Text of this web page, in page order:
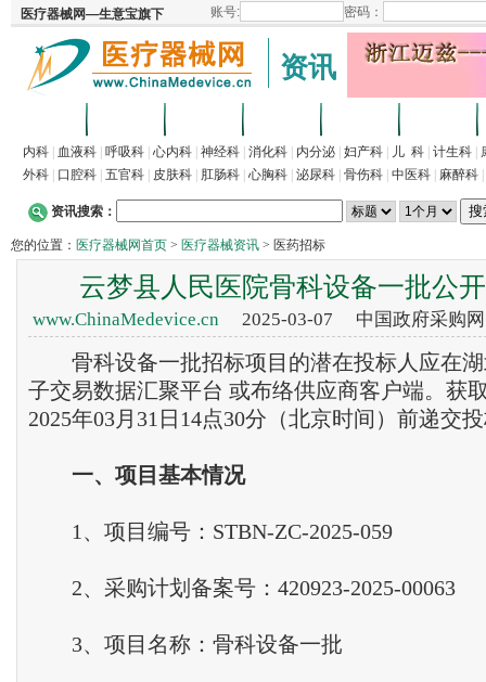
资讯
内科 血液科 呼吸科 心内科 神经科 消化科 内分泌 妇产科 儿 科 计生科
外科
口腔科 五官科 皮肤科 肛肠科 心胸科 泌尿科 骨伤科 中医科 麻醉科
资讯搜索：
您的位置： 医疗器械网首页 > 医疗器械资讯 > 医药招标
云梦县人民医院骨科设备一批公
www.ChinaMedevice.cn2025-03-07 中国政府采购
骨科设备一批招标项目的潜在投标人应在湖
子交易数据汇聚平台 或布络供应商客户端。获
2025年03月31日14点30分（北京时间）前递交
一、 项目基本情况
1、项目编号：STBN-ZC-2025-059
2、采购计划备案号：420923-2025-00063
3、项目名称：骨科设备一批